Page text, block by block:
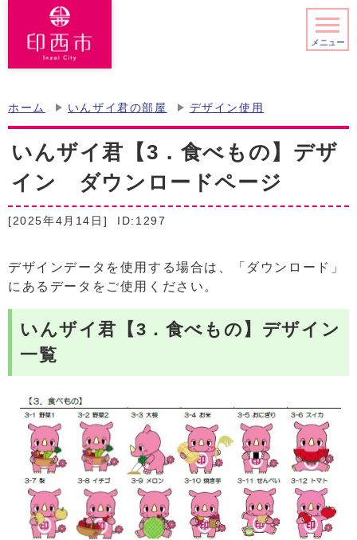
メニュー
ホーム いんザイ君の部屋 デザイン使用
いんザイ君【3．食べもの】デザ
イン ダウンロードページ
[2025年4月14日] ID:1297
デザインデータを使用する場合は、「ダウンロード」
にあるデータをご使用ください。
いんザイ君【3．食べもの】デザイン
一覧